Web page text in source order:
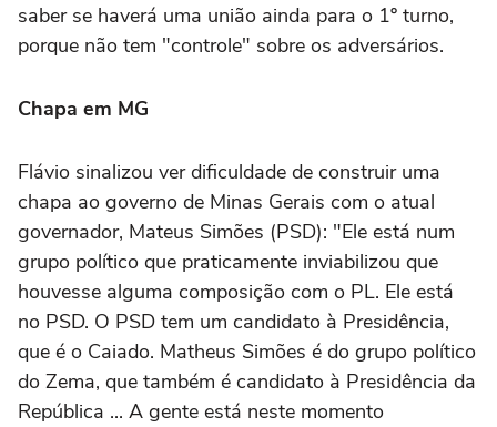
saber se haverá uma união ainda para o 1º turno,
porque não tem "controle" sobre os adversários.
Chapa em MG
Flávio sinalizou ver dificuldade de construir uma
chapa ao governo de Minas Gerais com o atual
governador, Mateus Simões (PSD): "Ele está num
grupo político que praticamente inviabilizou que
houvesse alguma composição com o PL. Ele está
no PSD. O PSD tem um candidato à Presidência,
que é o Caiado. Matheus Simões é do grupo político
do Zema, que também é candidato à Presidência da
República ... A gente está neste momento